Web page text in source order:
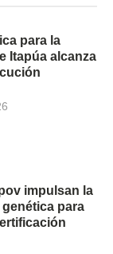
para la
Itapúa alcanza
impulsan la
para